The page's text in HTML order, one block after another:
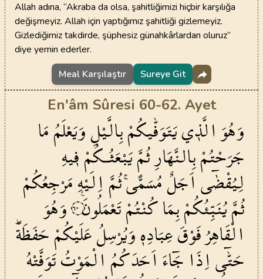
Allah adına, “Akraba da olsa, şahitliğimizi hiçbir karşılığa
değişmeyiz. Allah için yaptığımız şahitliği gizlemeyiz.
Gizlediğimiz takdirde, şüphesiz günahkârlardan oluruz”
diye yemin ederler.
Meal Karşılaştır
Sureye Git
En'âm Sûresi 60-62. Ayet
وَهُوَالَّذ۪ييَتَوَفّٰيكُمْبِالَّيْلِوَيَعْلَمُمَا
جَرَحْتُمْبِالنَّهَارِثُمَّيَبْعَثُـكُمْف۪يهِ
لِيُقْضٰٓىاَجَلٌمُسَمًّىۚثُمَّاِلَيْهِمَرْجِعُكُمْ
ثُمَّيُنَبِّئُكُمْبِمَاكُنْتُمْتَعْمَلُونَ۟٦٠ وَهُوَ
الْقَاهِرُفَوْقَعِبَادِه۪وَيُرْسِلُعَلَيْكُمْحَفَظَةًۜ
حَتّٰٓىاِذَا جَٓاءَاَحَدَكُمُ الْمَوْتُتَوَفَّتْهُ